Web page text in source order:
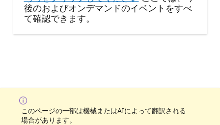
後のおよびオンデマンドのイベントをすべ
て確認できます。
このページの一部は機械またはAIによって翻訳される
場合があります。